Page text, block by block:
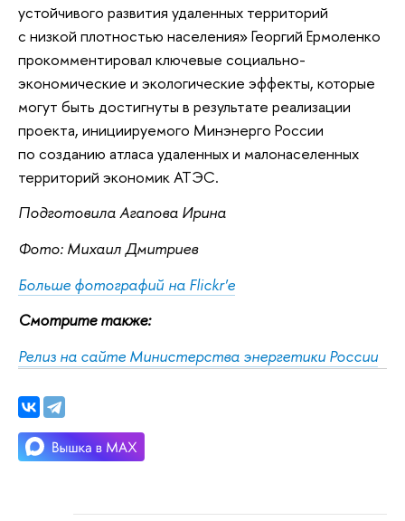
устойчивого развития удаленных территорий
с низкой плотностью населения» Георгий Ермоленко
прокомментировал ключевые социально-
экономические и экологические эффекты, которые
могут быть достигнуты в результате реализации
проекта, инициируемого Минэнерго России
по созданию атласа удаленных и малонаселенных
территорий экономик АТЭС.
Подготовила Агапова Ирина
Фото: Михаил Дмитриев
Больше фотографий на Flickr'e
Смотрите также:
Релиз на сайте Министерства энергетики России